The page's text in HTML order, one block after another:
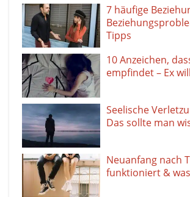
7 häufige
Tipps
10 Anzeichen,
empfindet – Ex
Seelische
Das sollte man
Neuanfang nach
funktioniert &